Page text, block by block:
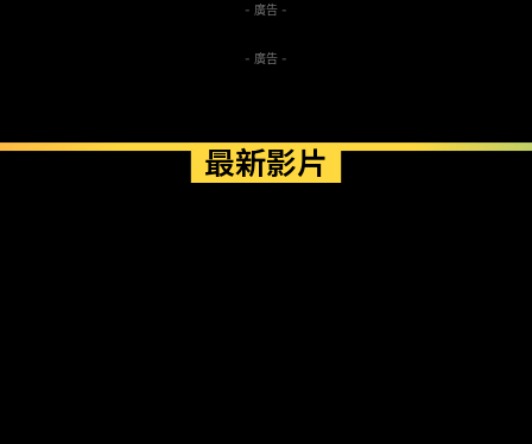
- 廣告 -
- 廣告 -
最新影片